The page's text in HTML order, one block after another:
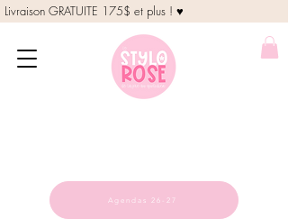
Livraison GRATUITE 175$ et plus ! ♥
Agendas 26-27